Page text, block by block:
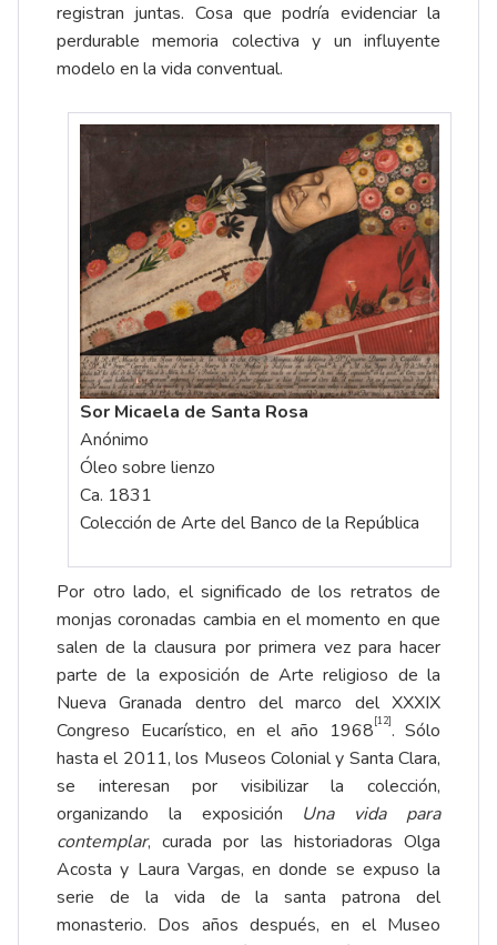
registran juntas. Cosa que podría evidenciar la
perdurable memoria colectiva y un influyente
modelo en la vida conventual.
Sor Micaela de Santa Rosa
Anónimo
Óleo sobre lienzo
Ca. 1831
Colección de Arte del Banco de la República
Por otro lado, el significado de los retratos de
monjas coronadas cambia en el momento en que
salen de la clausura por primera vez para hacer
parte de la exposición de Arte religioso de la
Nueva Granada dentro del marco del XXXIX
Congreso Eucarístico, en el año 1968[12]. Sólo
hasta el 2011, los Museos Colonial y Santa Clara,
se interesan por visibilizar la colección,
organizando la exposición Una vida para
contemplar, curada por las historiadoras Olga
Acosta y Laura Vargas, en donde se expuso la
serie de la vida de la santa patrona del
monasterio. Dos años después, en el Museo